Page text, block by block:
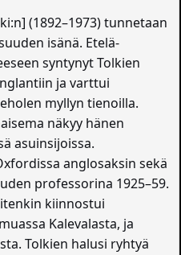
(1892–1973) tunnetaan
isänä. Etelä-
syntynyt Tolkien
ja varttui
myllyn tienoilla.
näkyy hänen
asuinsijoissa.
anglosaksin sekä
professorina 1925–59.
kiinnostui
Kalevalasta, ja
Tolkien halusi ryhtyä